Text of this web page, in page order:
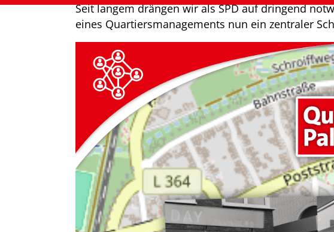
Seit langem drängen wir als SPD auf dringend
eines Quartiersmanagements nun ein zentraler